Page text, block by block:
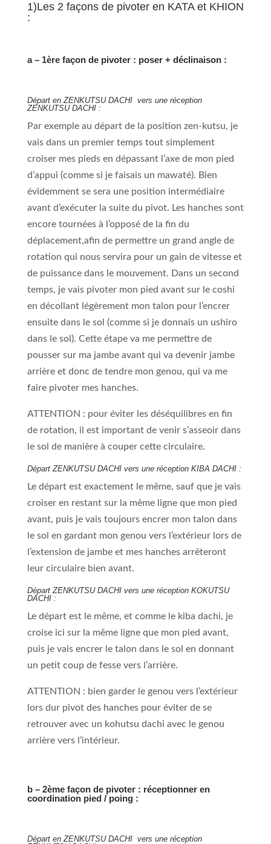
1)Les 2 façons de pivoter en KATA et KHION
:
a – 1ère façon de pivoter : poser + déclinaison :
Départ en ZENKUTSU DACHI vers une réception
ZENKUTSU DACHI :
Par exemple au départ de la position zen-kutsu, je
vais dans un premier temps tout simplement
croiser mes pieds en dépassant l’axe de mon pied
d’appui (comme si je faisais un mawaté). Bien
évidemment se sera une position intermédiaire
avant d’exécuter la suite du pivot. Les hanches sont
encore tournées à l’opposé de la fin du
déplacement,afin de permettre un grand angle de
rotation qui nous servira pour un gain de vitesse et
de puissance dans le mouvement. Dans un second
temps, je vais pivoter mon pied avant sur le coshi
en décollant légèrement mon talon pour l’encrer
ensuite dans le sol (comme si je donnais un ushiro
dans le sol). Cette étape va me permettre de
pousser sur ma jambe avant qui va devenir jambe
arrière et donc de tendre mon genou, qui va me
faire pivoter mes hanches.
ATTENTION : pour éviter les déséquilibres en fin
de rotation, il est important de venir s’asseoir dans
le sol de manière à couper cette circulaire.
Départ ZENKUTSU DACHI vers une réception KIBA DACHI :
Le départ est exactement le même, sauf que je vais
croiser en restant sur la même ligne que mon pied
avant, puis je vais toujours encrer mon talon dans
le sol en gardant mon genou vers l’extérieur lors de
l’extension de jambe et mes hanches arrêteront
leur circulaire bien avant.
Départ ZENKUTSU DACHI vers une réception KOKUTSU
DACHI :
Le départ est le même, et comme le kiba dachi, je
croise ici sur la même ligne que mon pied avant,
puis je vais encrer le talon dans le sol en donnant
un petit coup de fesse vers l’arrière.
ATTENTION : bien garder le genou vers l’extérieur
lors dur pivot des hanches pour éviter de se
retrouver avec un kohutsu dachi avec le genou
arrière vers l’intérieur.
b – 2ème façon de pivoter : réceptionner en
coordination pied / poing :
Départ en ZENKUTSU DACHI vers une réception